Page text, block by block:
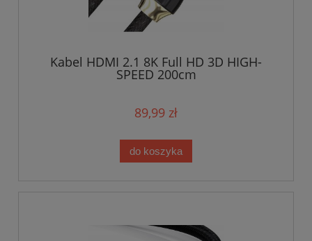
Kabel HDMI 2.1 8K Full HD 3D HIGH-
SPEED 200cm
89,99 zł
do koszyka